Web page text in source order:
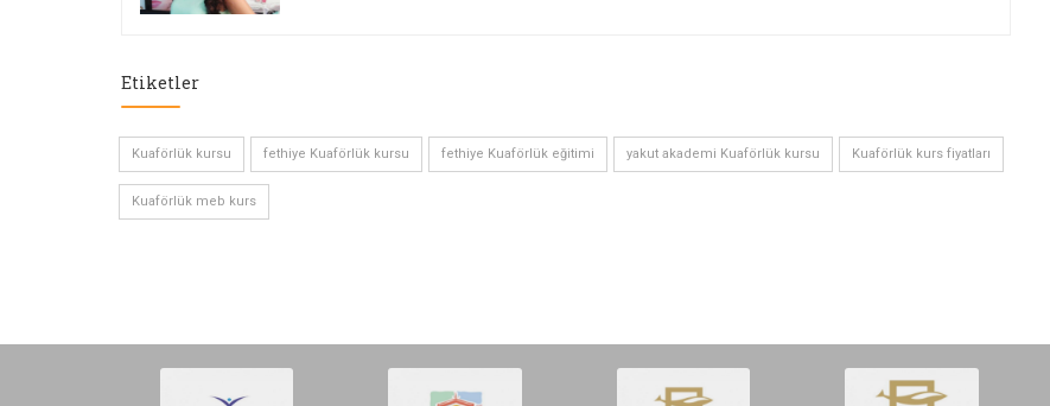
Etiketler
Kuaförlük kursu fethiye Kuaförlük kursu fethiye Kuaförlük eğitimi yakut akademi Kuaförlük kursu Kuaförlük kurs fiyatları
Kuaförlük meb kurs